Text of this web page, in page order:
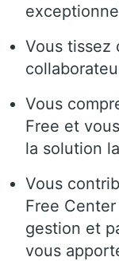
Vous tissez
Vous
Free et
la solution
Vous
Free
gestion et
vous